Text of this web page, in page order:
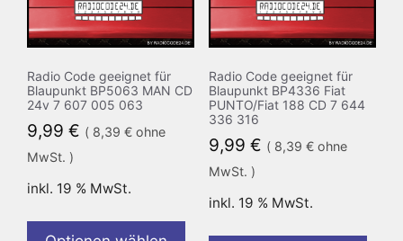
Radio Code geeignet für
Blaupunkt BP5063 MAN CD
24v 7 607 005 063
9,99 € ( 8,39 € ohne
MwSt. )
inkl. 19 % MwSt.
Radio Code geeignet für
Blaupunkt BP4336 Fiat
PUNTO/Fiat 188 CD 7 644
336 316
9,99 € ( 8,39 €ohne
MwSt. )
inkl. 19 % MwSt.